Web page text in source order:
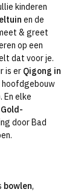
kinderen
en de
& greet
op een
dat voor je.
is er Qigong in
En elke
door Bad
bowlen,